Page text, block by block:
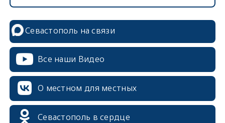
Севастополь на связи
Все наши Видео
О местном для местных
Севастополь в сердце